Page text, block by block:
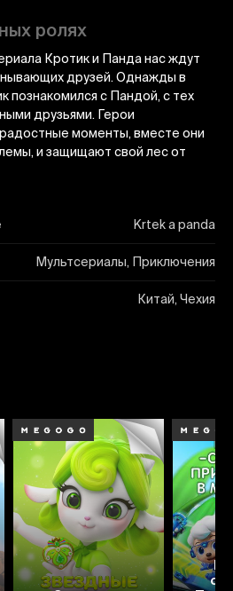
ролях
Кротик и Панда нас ждут
друзей. Однажды в
познакомился с Пандой, с тех
друзьями. Герои
моменты, вместе они
и защищают свой лес от
Krtek a panda
Мультсериалы, Приключения
Китай, Чехия